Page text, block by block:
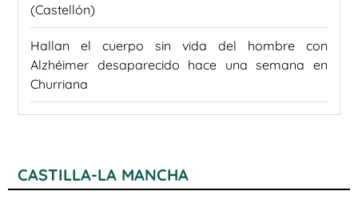
(Castellón)
Hallan el cuerpo sin vida del hombre con
Alzhéimer desaparecido hace una semana en
Churriana
CASTILLA-LA MANCHA